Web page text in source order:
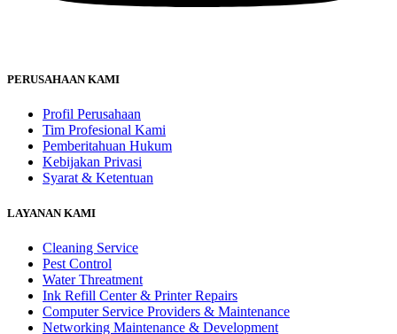
PERUSAHAAN KAMI
Profil Perusahaan
Tim Profesional Kami
Pemberitahuan Hukum
Kebijakan Privasi
Syarat & Ketentuan
LAYANAN KAMI
Cleaning Service
Pest Control
Water Threatment
Ink Refill Center & Printer Repairs
Computer Service Providers & Maintenance
Networking Maintenance & Development